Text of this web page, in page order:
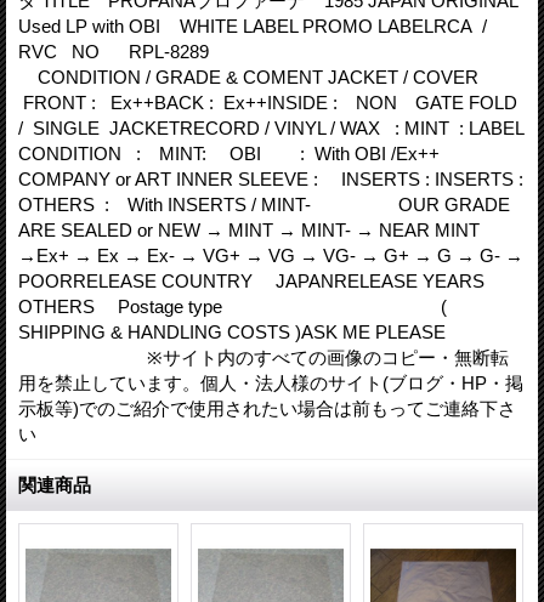
Used LP with OBI WHITE LABEL PROMO LABELRCA /
RVC NO RPL-8289
CONDITION / GRADE & COMENT JACKET / COVER
FRONT : Ex++BACK : Ex++INSIDE : NON GATE FOLD
/ SINGLE JACKETRECORD / VINYL / WAX : MINT : LABEL
CONDITION : MINT: OBI : With OBI /Ex++
COMPANY or ART INNER SLEEVE : INSERTS : INSERTS :
OTHERS : With INSERTS / MINT- OUR GRADE
ARE SEALED or NEW → MINT → MINT- → NEAR MINT
→Ex+ → Ex → Ex- → VG+ → VG → VG- → G+ → G → G- →
POORRELEASE COUNTRY JAPANRELEASE YEARS
OTHERS Postage type (
SHIPPING & HANDLING COSTS )ASK ME PLEASE
※サイト内のすべての画像のコピー・無断転
用を禁止しています。個人・法人様のサイト(ブログ・HP・掲
示板等)でのご紹介で使用されたい場合は前もってご連絡下さ
い
関連商品